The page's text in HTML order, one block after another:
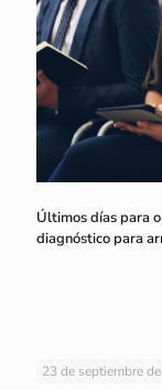
Últimos días para
diagnóstico para
23 de septiembre